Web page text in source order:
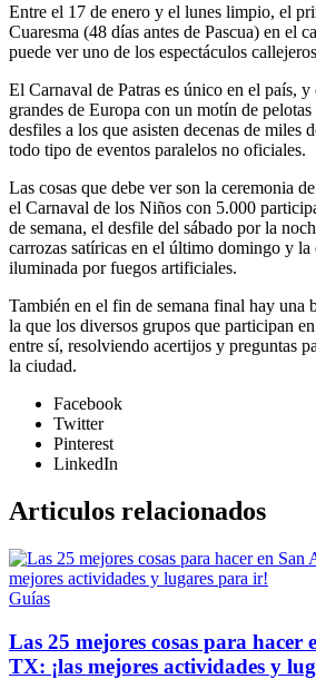
Entre el 17 de enero y el lunes limpio, el
Cuaresma (48 días antes de Pascua) en el
puede ver uno de los espectáculos
El Carnaval de Patras es único en el país, y
grandes de Europa con un motín de
desfiles a los que asisten decenas de miles
todo tipo de eventos paralelos no oficiales.
Las cosas que debe ver son la ceremonia
el Carnaval de los Niños con 5.000
de semana, el desfile del sábado por la
carrozas satíricas en el último domingo y la
iluminada por fuegos artificiales.
También en el fin de semana final hay una
la que los diversos grupos que participan
entre sí, resolviendo acertijos y preguntas
la ciudad.
Facebook
Twitter
Pinterest
LinkedIn
Articulos relacionados
Guías
Las 25 mejores cosas para hacer
TX: ¡las mejores actividades y